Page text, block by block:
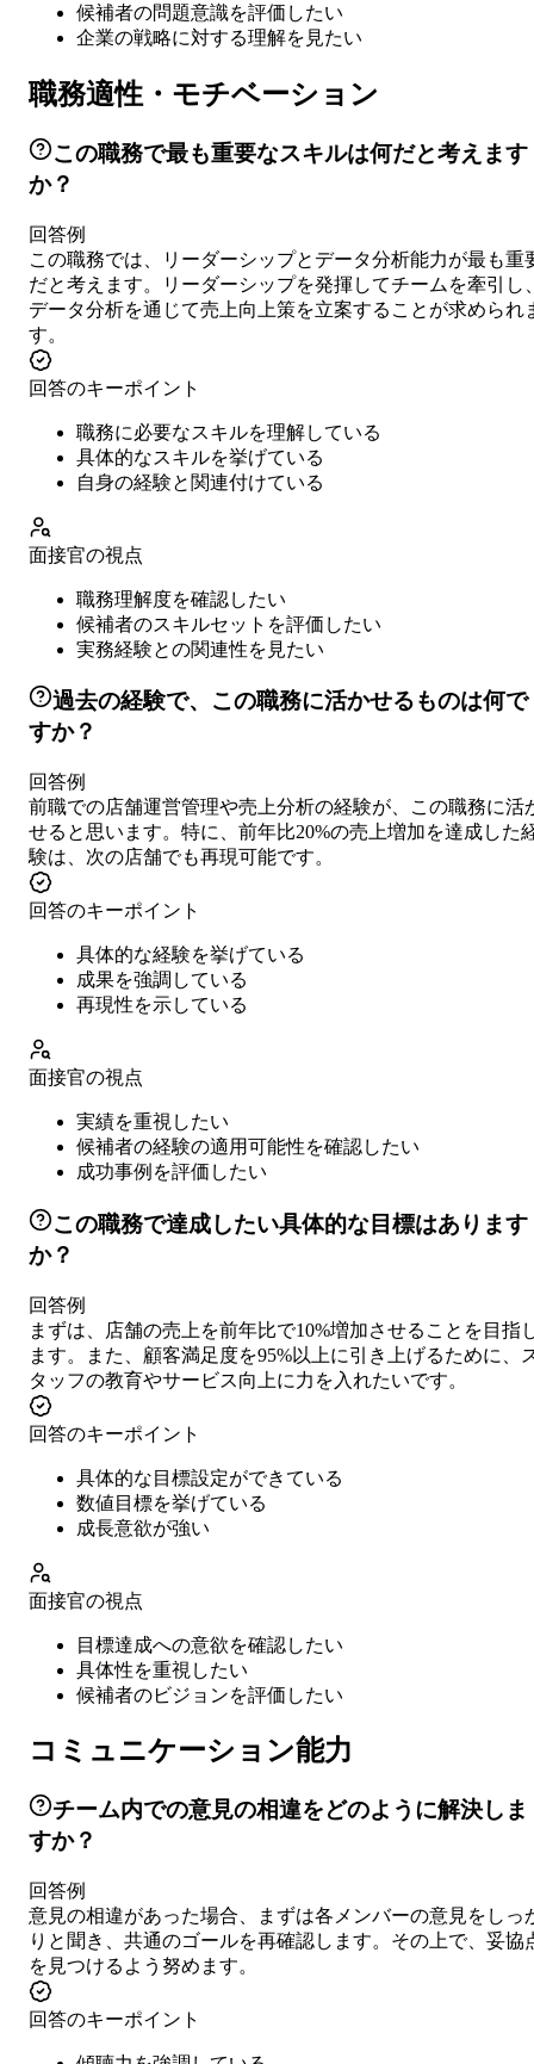
候補者の問題意識を評価したい
企業の戦略に対する理解を見たい
職務適性・モチベーション
この職務で最も重要なスキルは何だと考えます
か？
回答例
この職務では、リーダーシップとデータ分析能力が最も重
だと考えます。リーダーシップを発揮してチームを牽引し
データ分析を通じて売上向上策を立案することが求められ
す。
回答のキーポイント
職務に必要なスキルを理解している
具体的なスキルを挙げている
自身の経験と関連付けている
面接官の視点
職務理解度を確認したい
候補者のスキルセットを評価したい
実務経験との関連性を見たい
過去の経験で、この職務に活かせるものは何で
すか？
回答例
前職での店舗運営管理や売上分析の経験が、この職務に活
せると思います。特に、前年比20%の売上増加を達成した
験は、次の店舗でも再現可能です。
回答のキーポイント
具体的な経験を挙げている
成果を強調している
再現性を示している
面接官の視点
実績を重視したい
候補者の経験の適用可能性を確認したい
成功事例を評価したい
この職務で達成したい具体的な目標はあります
か？
回答例
まずは、店舗の売上を前年比で10%増加させることを目指
ます。また、顧客満足度を95%以上に引き上げるために、
タッフの教育やサービス向上に力を入れたいです。
回答のキーポイント
具体的な目標設定ができている
数値目標を挙げている
成長意欲が強い
面接官の視点
目標達成への意欲を確認したい
具体性を重視したい
候補者のビジョンを評価したい
コミュニケーション能力
チーム内での意見の相違をどのように解決しま
すか？
回答例
意見の相違があった場合、まずは各メンバーの意見をしっ
りと聞き、共通のゴールを再確認します。その上で、妥協
を見つけるよう努めます。
回答のキーポイント